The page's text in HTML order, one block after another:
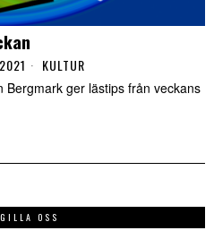
KULTUR
Bergmark ger lästips från veckans
OSS